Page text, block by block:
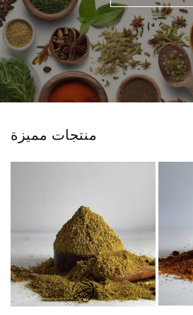
منتجات مميزة